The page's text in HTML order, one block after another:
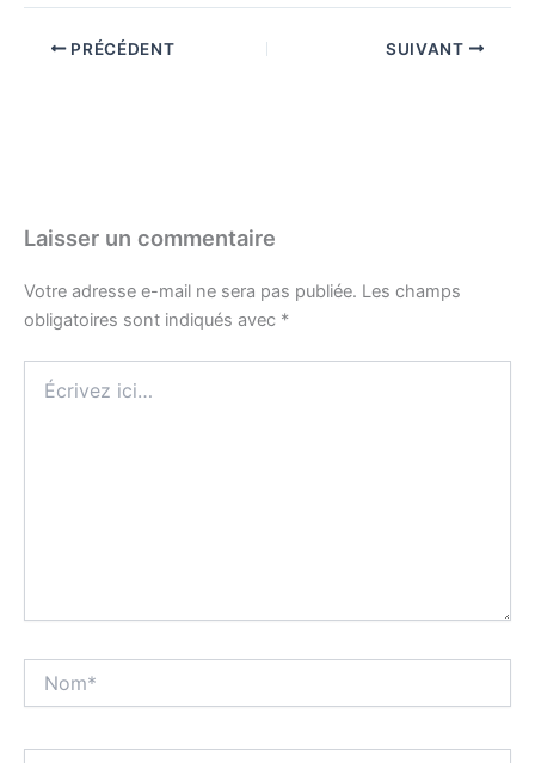
PRÉCÉDENT SUIVANT
Laisser un commentaire
Votre adresse e-mail ne sera pas publiée. Les champs
obligatoires sont indiqués avec *
ici…